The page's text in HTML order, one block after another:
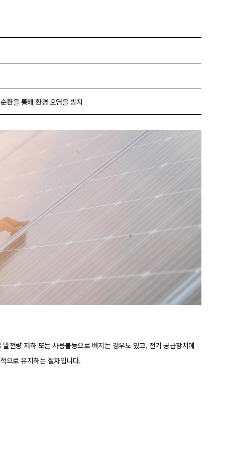
환을 통해 환경 오염을 방지
전량 저하 또는 사용불능으로 빠지는 경우도 있고, 전기 공급장치에
으로 유지하는 절차입니다.